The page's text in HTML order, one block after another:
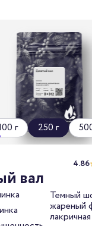
г 250 г
4.86
вал
Темный
жареный